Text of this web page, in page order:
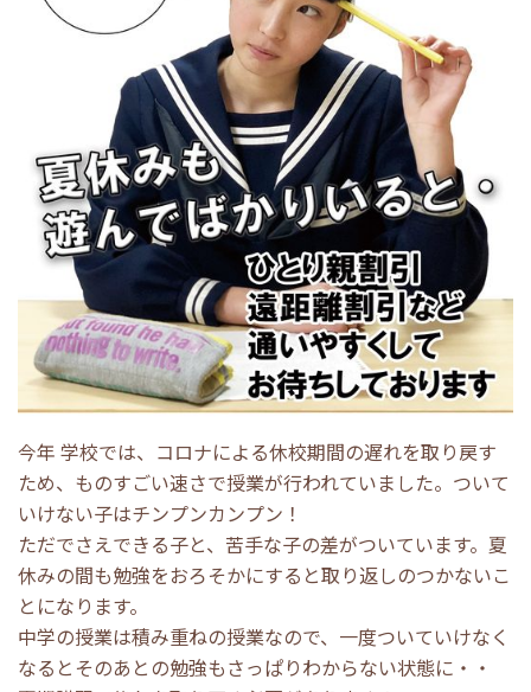
今年 学校では、コロナによる休校期間の遅れを取り戻す
ため、ものすごい速さで授業が行われていました。ついて
いけない子はチンプンカンプン！
ただでさえできる子と、苦手な子の差がついています。夏
休みの間も勉強をおろそかにすると取り返しのつかないこ
とになります。
中学の授業は積み重ねの授業なので、一度ついていけなく
なるとそのあとの勉強もさっぱりわからない状態に・・